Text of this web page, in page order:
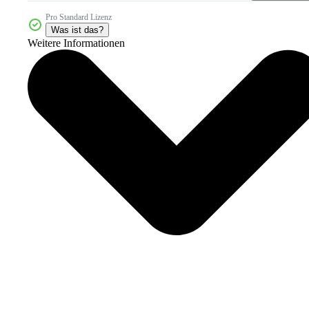
Pro Standard Lizenz
Was ist das?
Weitere Informationen